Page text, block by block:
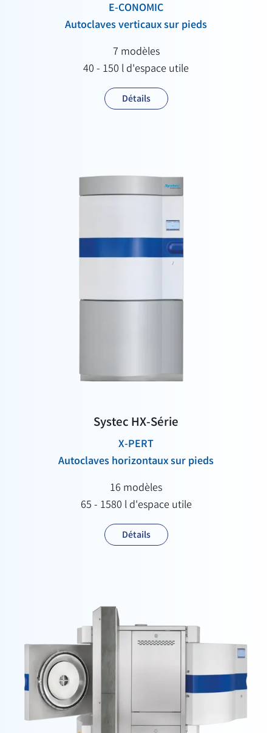
E-CONOMIC
Autoclaves verticaux sur pieds
7 modèles
40 - 150 l d'espace utile
Détails
Systec HX-Série
X-PERT
Autoclaves horizontaux sur pieds
16 modèles
65 - 1580 l d'espace utile
Détails